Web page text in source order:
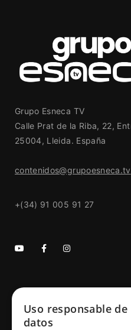
Grupo Esneca TV
Calle Prat de la Riba, 22,
25004, Lleida. España
contenidos@grupoesneca.tv
+(34) 91 005 91 27
Inicio
Uso responsable de
datos